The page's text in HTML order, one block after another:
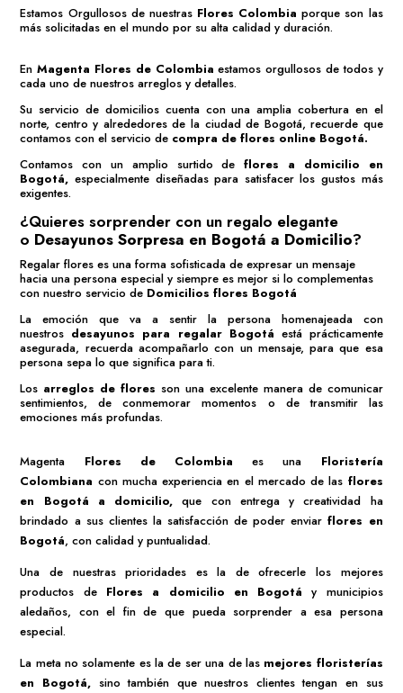
Estamos Orgullosos de nuestras Flores Colombia porque son las
más solicitadas en el mundo por su alta calidad y duración.
EnMagenta Flores de Colombia estamos orgullosos de todos y
cada uno de nuestros arreglos y detalles.
Su servicio de domicilios cuenta con una amplia cobertura en el
norte, centro y alrededores de la ciudad de Bogotá, recuerde que
contamos con el servicio de compra de flores online Bogotá.
Contamos con un amplio surtido deflores a domicilio en
Bogotá, especialmente diseñadas para satisfacer los gustos más
exigentes.
¿Quieres sorprender con un regalo elegante
o Desayunos Sorpresa en Bogotá a Domicilio?
Regalar flores es una forma sofisticada de expresar un mensaje
hacia una persona especial y siempre es mejor si lo complementas
con nuestro servicio de Domicilios flores Bogotá
La emoción que va a sentir la persona homenajeada con
nuestros desayunos para regalar Bogotá está prácticamente
asegurada, recuerda acompañarlo con un mensaje, para que esa
persona sepa lo que significa para ti.
Los arreglos de flores son una excelente manera de comunicar
sentimientos, de conmemorar momentos o de transmitir las
emociones más profundas.
Magenta Flores de Colombia es una
Floristería
Colombiana con mucha experiencia en el mercado de las flores
en Bogotá a domicilio,que con entrega y creatividad ha
brindado a sus clientes la satisfacción de poder enviar flores en
Bogotá, con calidad y puntualidad.
Una de nuestras prioridades es la de ofrecerle los mejores
productos de Flores a domicilio en Bogotá y municipios
aledaños, con el fin de que pueda sorprender a esa persona
especial.
La meta no solamente es la de ser una de las mejores floristerías
en Bogotá, sino también que nuestros clientes tengan en sus